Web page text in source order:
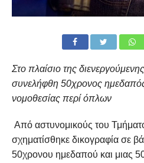
Στο πλαίσιο της
συνελήφθη 50χρονος
νομοθεσίας περί όπλων
Από αστυνομικούς του
σχηματίσθηκε δικογραφία σε
50χρονου ημεδαπού και μιας